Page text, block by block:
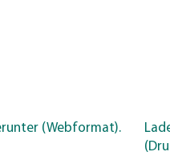
(Webformat).